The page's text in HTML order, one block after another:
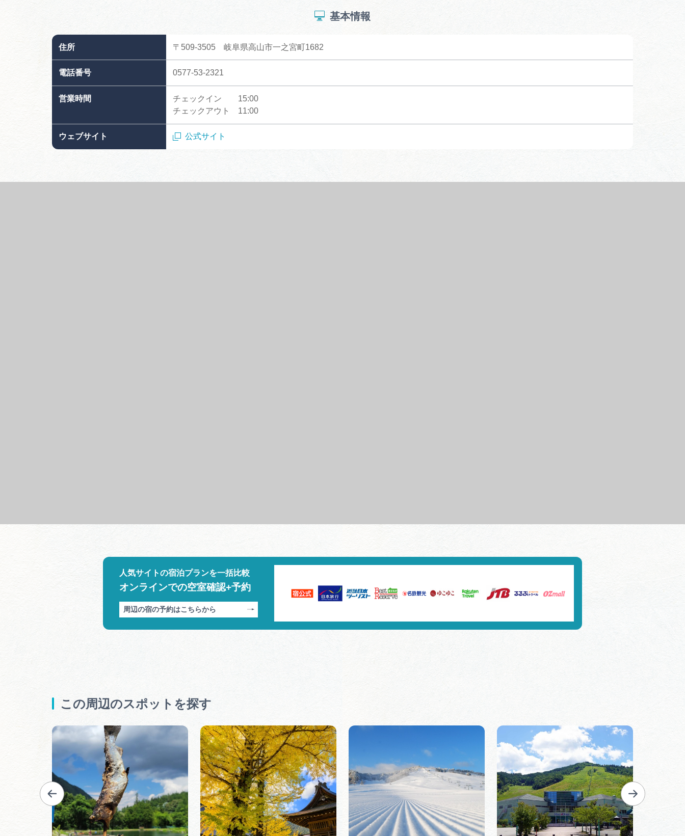
行きたいリストを見る
基本情報
住所 〒509-3505 岐阜県高山市一之宮町1682
電話番号 0577-53-2321
営業時間
チェックイン 15:00
チェックアウト 11:00
ウェブサイト 公式サイト
人気サイトの宿泊プランを一括比較
オンラインでの空室確認+予約
周辺の宿の予約はこちらから
この周辺のスポットを探す